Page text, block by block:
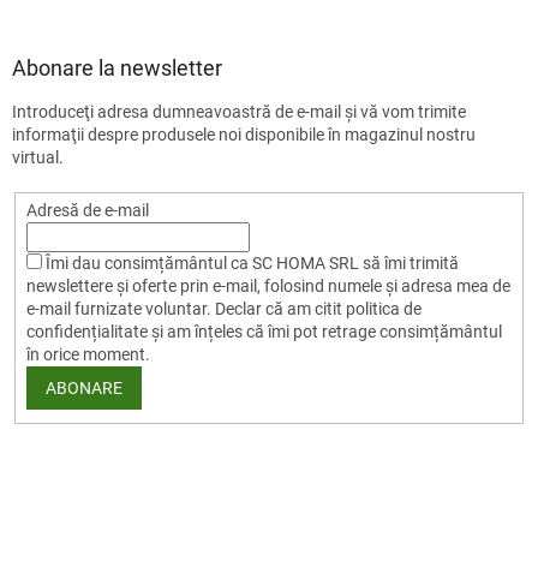
Abonare la newsletter
Introduceţi adresa dumneavoastră de e-mail şi vă vom trimite
informaţii despre produsele noi disponibile în magazinul nostru
virtual.
Adresă de e-mail
Îmi dau consimțământul ca SC HOMA SRL să îmi trimită
newslettere și oferte prin e-mail, folosind numele și adresa mea de
e-mail furnizate voluntar. Declar că am citit politica de
confidențialitate și am înțeles că îmi pot retrage consimțământul
în orice moment.
ABONARE